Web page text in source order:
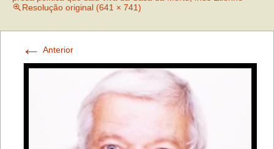
Resolução original (641 × 741)
← Anterior